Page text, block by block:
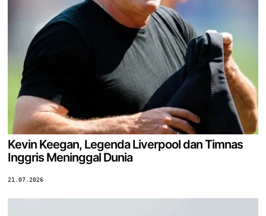
Kevin Keegan, Legenda Liverpool dan Timnas
Inggris Meninggal Dunia
21.07.2026